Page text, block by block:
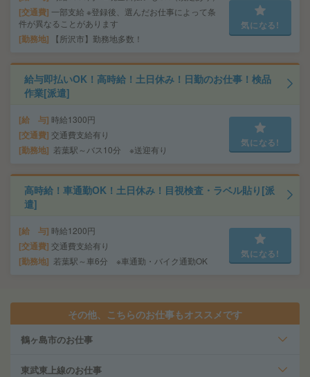
交通費 一部支給 ※登録後、選んだお仕事によって条
件が異なることがあります
勤務地 【所沢市】勤務地多数！
気になる!
給与即払いOK！高時給！土日休み！日勤のお仕事！検品
作業[派遣]
給 与 時給1300円
交通費 交通費支給有り
勤務地 若葉駅～バス10分 ※送迎有り
気になる!
高時給！車通勤OK！土日休み！目視検査・ラベル貼り[派
遣]
給 与 時給1200円
交通費 交通費支給有り
勤務地 若葉駅～車6分 ※車通勤・バイク通勤OK
気になる!
その他、こちらのお仕事もオススメです
鶴ヶ島市のお仕事
東武東上線のお仕事